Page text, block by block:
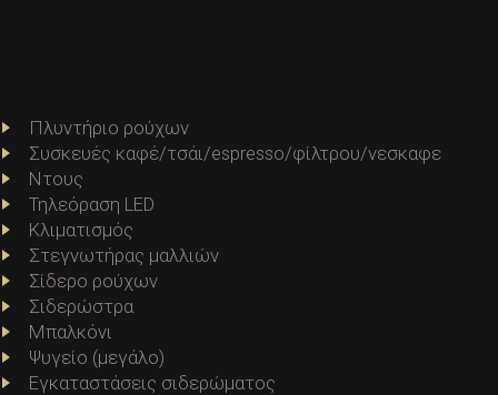
Πλυντήριο ρούχων
Συσκευές καφέ/τσάι/espresso/φίλτρου/νεσκαφε
Ντους
Τηλεόραση LED
Κλιματισμός
Στεγνωτήρας μαλλιών
Σίδερο ρούχων
Σιδερώστρα
Μπαλκόνι
Ψυγείο (μεγάλο)
Εγκαταστάσεις σιδερώματος